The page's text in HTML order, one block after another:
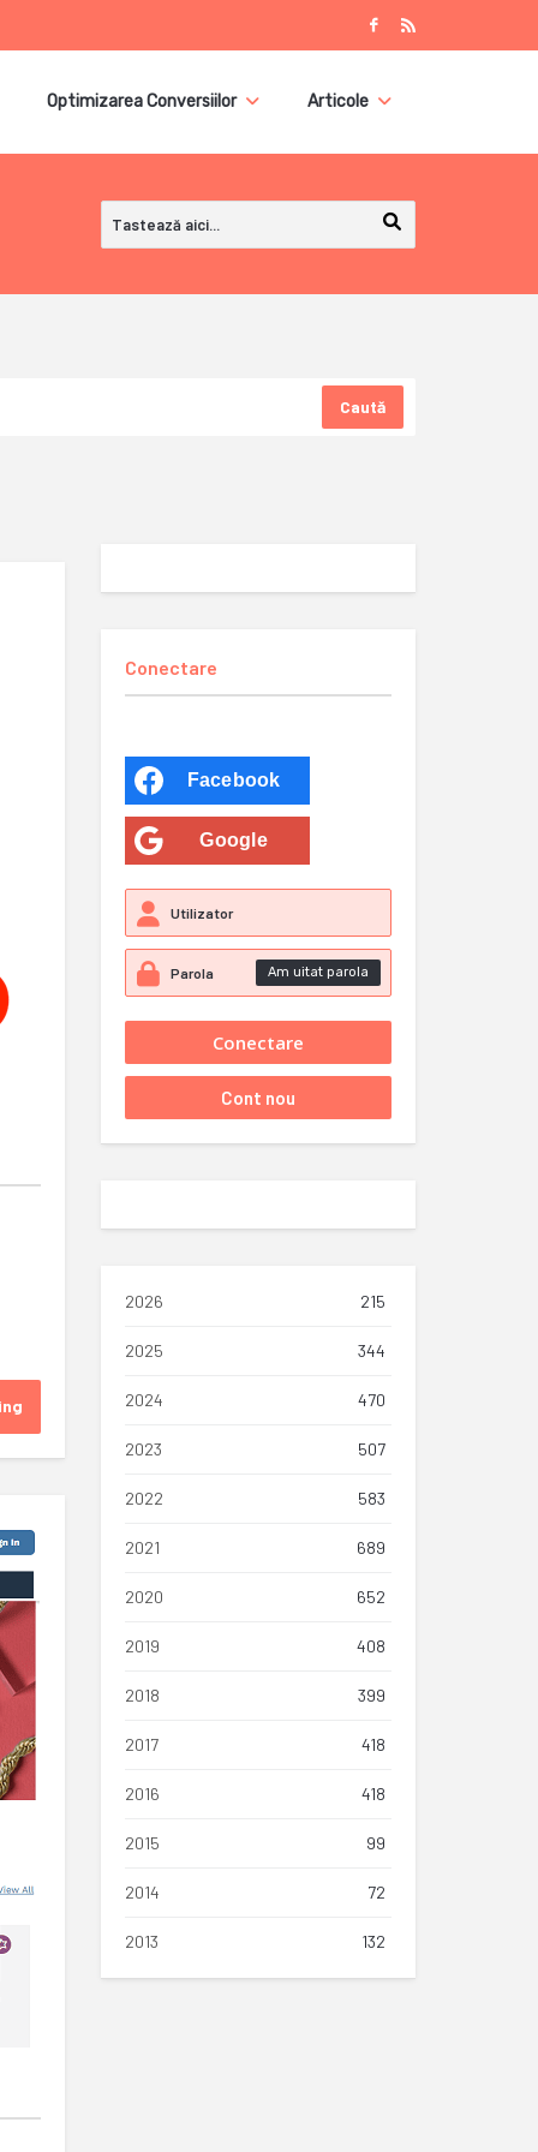
Optimizarea Conversiilor Articole
Caută
Conectare
Facebook
Google
Am uitat parola
2026 215
2025 344
2024 470
2023 507
2022 583
2021 689
2020 652
2019 408
2018 399
2017 418
2016 418
2015 99
2014 72
2013 132